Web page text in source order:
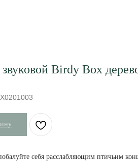
Birdy Box
себя расслабляющим птичьим